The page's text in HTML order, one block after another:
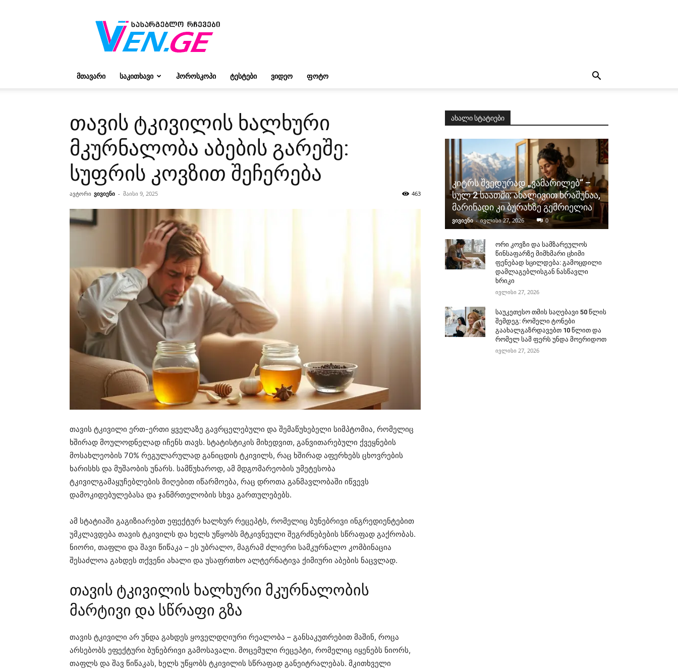
ვივიენისგან
ᲛᲗᲐᲕᲐᲠᲘ ᲡᲐᲙᲘᲗᲮᲐᲕᲘ ᲰᲝᲠᲝᲡᲙᲝᲞᲘ ᲢᲔᲡᲢᲔᲑᲘ ᲕᲘᲓᲔᲝ ᲤᲝᲢᲝ
თავის ტკივილის ხალხური
მკურნალობა აბების გარეშე:
სუფრის კოვზით შეჩერება
ავტორი ვივიენი - მაისი 9, 2025 463
თავის ტკივილი ერთ-ერთი ყველაზე გავრცელებული და შემაწუხებელი სიმპტომია, რომელიც
ხშირად მოულოდნელად იჩენს თავს. სტატისტიკის მიხედვით, განვითარებული ქვეყნების
მოსახლეობის 70% რეგულარულად განიცდის ტკივილს, რაც ხშირად აფერხებს ცხოვრების
ხარისხს და მუშაობის უნარს. სამწუხაროდ, ამ მდგომარეობის უმეტესობა
ტკივილგამაყუჩებლების მიღებით იწარმოება, რაც დროთა განმავლობაში იწვევს
დამოკიდებულებასა და ჯანმრთელობის სხვა გართულებებს.
ამ სტატიაში გაგიზიარებთ ეფექტურ ხალხურ რეცეპტს, რომელიც ბუნებრივი ინგრედიენტებით
უმკლავდება თავის ტკივილს და ხელს უწყობს მტკივნეული შეგრძნებების სწრაფად გაქრობას.
ნიორი, თაფლი და შავი წიწაკა – ეს უბრალო, მაგრამ ძლიერი სამკურნალო კომბინაცია
შესაძლოა გახდეს თქვენი ახალი და უსაფრთხო ალტერნატივა ქიმიური აბების ნაცვლად.
თავის ტკივილის ხალხური მკურნალობის
მარტივი და სწრაფი გზა
თავის ტკივილი არ უნდა გახდეს ყოველდღიური რეალობა – განსაკუთრებით მაშინ, როცა
არსებობს ეფექტური ბუნებრივი გამოსავალი. მოცემული რეცეპტი, რომელიც იყენებს ნიორს,
თაფლს და შავ წიწაკას, ხელს უწყობს ტკივილის სწრაფად განეიტრალებას. მკითხველი
ახალი სტატიები
კიტრს შვედურად „ვამარილებ“ –
სულ 2 საათში: ახალივით ხრაშუნაა,
მარინადი კი ბურახზე გემრიელია
ვივიენი - ივლისი 27, 2026 0
ორი კოვზი და სამზარეულოს
წინსაფარზე მიმხმარი ცხიმი
ფენებად სცილდება: გამოცდილი
დამლაგებლისგან ნასწავლი
ხრიკი
ივლისი 27, 2026
საუკეთესო თმის საღებავი 50 წლის
შემდეგ: რომელი ტონები
გაახალგაზრდავებთ 10 წლით და
რომელ სამ ფერს უნდა მოერიდოთ
ივლისი 27, 2026